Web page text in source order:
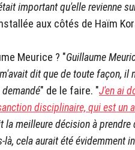
important qu'elle revienne
aux côtés de Haïm
Meurice ? "Guillaume
dit que de toute façon, il
" de le faire. "J'en ai
disciplinaire, qui est un
la meilleure décision à prendre
là, cela aurait été évidemment